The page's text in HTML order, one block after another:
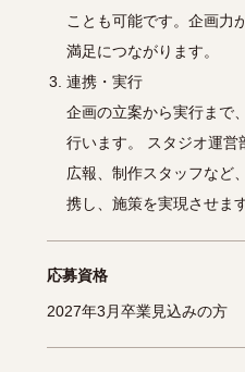
ことも可能です。企画力
満足につながります。
連携・実行
企画の立案から実行まで
行います。 スタジオ運営
広報、制作スタッフなど
携し、施策を実現させます
応募資格
2027年3月卒業見込みの方